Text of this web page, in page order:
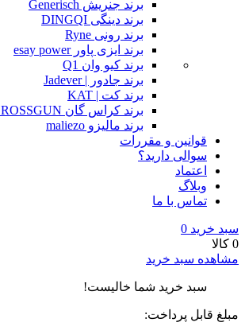
برند جنریش Generisch
برند دینگی DINGQI
برند رونی Ryne
برند ایزی پاور esay power
برند کیو وان Q1
برند جادور | Jadever
برند کت | KAT
برند کراس گان CROSSGUN
برند مالیزو maliezo
قوانین و مقررات
سوالی دارید؟
اعتماد
وبلاگ
تماس با ما
سبد خرید 0
0 کالا
مشاهده سبد خرید
سبد خرید شما خالیست!
مبلغ قابل پرداخت: